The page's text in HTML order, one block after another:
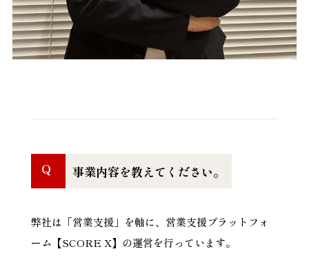
Q 事業内容を教えてください。
弊社は「営業支援」を軸に、営業支援プラットフォ
ーム【SCORE X】の運営を行っています。